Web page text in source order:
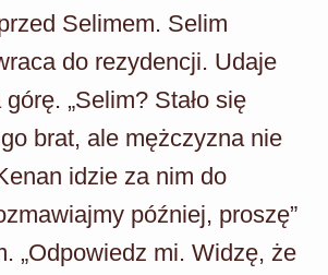
Selimem. Selim
do rezydencji. Udaje
„Selim? Stało się
brat, ale mężczyzna nie
idzie za nim do
później, proszę”
„Odpowiedz mi. Widzę, że